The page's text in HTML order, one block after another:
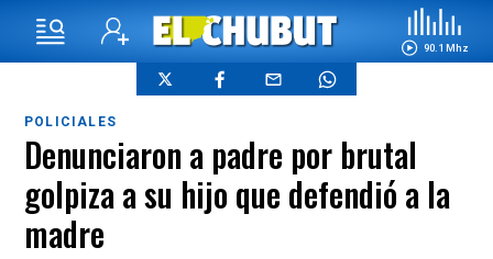
90.1 Mhz
POLICIALES
Denunciaron a padre por brutal
golpiza a su hijo que defendió a la
madre